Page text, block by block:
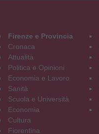
Firenze e Provincia
Cronaca
Attualità
Politica e Opinioni
Economia e Lavoro
Sanità
Scuola e Università
Economia
Cultura
Fiorentina